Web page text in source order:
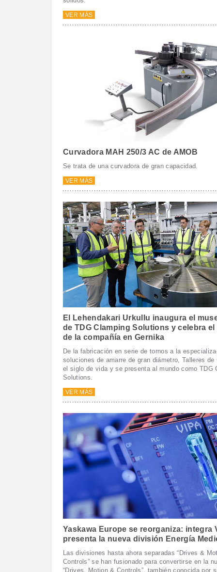
VER MÁS
Curvadora MAH 250/3 AC de AMOB
Se trata de una curvadora de gran capacidad.
VER MÁS
El Lehendakari Urkullu inaugura el
de TDG Clamping Solutions y celebra
de la compañía en Gernika
De la fabricación en serie de tornos a la
soluciones de amarre de gran diámetro, Talleres de
el siglo de vida y se presenta al mundo como TDG
Solutions.
VER MÁS
Yaskawa Europe se reorganiza: integra
presenta la nueva división Energía
Las divisiones hasta ahora separadas “Drives &
Controls” se han fusionado para convertirse en la
“Drives, Motion & Controls”, también conocida por